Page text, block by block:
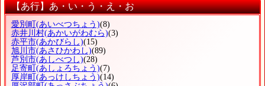
【あ行】あ・い・う・え・お
愛別町 (あいべつちょう)(8)
赤井川村(あかいがわむら)(3)
赤平市(あかびらし)(15)
旭川市(あさひかわし)(89)
芦別市(あしべつし)(28)
足寄町 (あしょろちょう)(7)
厚岸町 (あっけしちょう)(14)